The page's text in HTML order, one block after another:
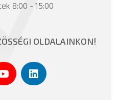
8:00 - 15:00
OLDALAINKON!